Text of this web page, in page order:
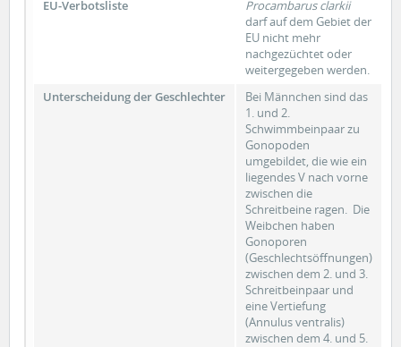
EU-Verbotsliste
Procambarus clarkii
darf auf dem Gebiet der
EU nicht mehr
nachgezüchtet oder
weitergegeben werden.
Unterscheidung der Geschlechter
Bei Männchen sind das
1. und 2.
Schwimmbeinpaar zu
Gonopoden
umgebildet, die wie ein
liegendes V nach vorne
zwischen die
Schreitbeine ragen. Die
Weibchen haben
Gonoporen
(Geschlechtsöffnungen)
zwischen dem 2. und 3.
Schreitbeinpaar und
eine Vertiefung
(Annulus ventralis)
zwischen dem 4. und 5.